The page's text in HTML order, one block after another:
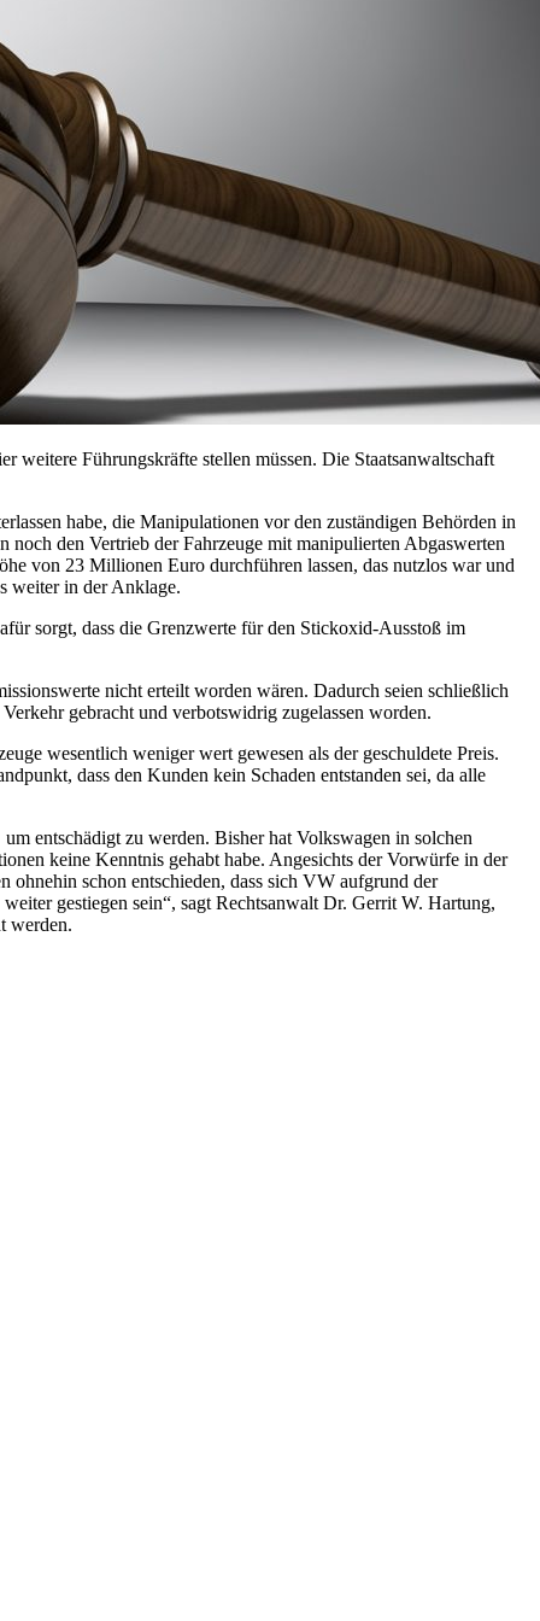
Führungskräfte stellen müssen. Die Staatsanwaltschaft
habe, die Manipulationen vor den zuständigen Behörden in
den Vertrieb der Fahrzeuge mit manipulierten Abgaswerten
von 23 Millionen Euro durchführen lassen, das nutzlos war und
weiter in der Anklage.
sorgt, dass die Grenzwerte für den Stickoxid-Ausstoß im
nicht erteilt worden wären. Dadurch seien schließlich
gebracht und verbotswidrig zugelassen worden.
wesentlich weniger wert gewesen als der geschuldete Preis.
dass den Kunden kein Schaden entstanden sei, da alle
entschädigt zu werden. Bisher hat Volkswagen in solchen
keine Kenntnis gehabt habe. Angesichts der Vorwürfe in der
ohnehin schon entschieden, dass sich VW aufgrund der
gestiegen sein“, sagt Rechtsanwalt Dr. Gerrit W. Hartung,
werden.